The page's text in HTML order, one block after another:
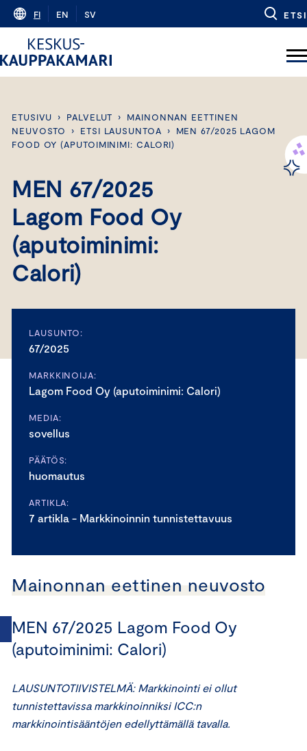
Skip
content
FI EN SV ETSI
ETUSIVU › PALVELUT ›
MAINONNAN EETTINEN
NEUVOSTO
› ETSI LAUSUNTOA ›
MEN 67/2025 LAGOM
FOOD OY (APUTOIMINIMI: CALORI)
MEN 67/2025
Lagom Food Oy
(aputoiminimi:
Calori)
LAUSUNTO:
67/2025
MARKKINOIJA:
Lagom Food Oy (aputoiminimi: Calori)
MEDIA:
sovellus
PÄÄTÖS:
huomautus
ARTIKLA:
7 artikla - Markkinoinnin tunnistettavuus
Mainonnan eettinen neuvosto
MEN 67/2025 Lagom Food Oy
(aputoiminimi: Calori)
LAUSUNTOTIIVISTELMÄ: Markkinointi ei ollut
tunnistettavissa markkinoinniksi ICC:n
markkinointisääntöjen edellyttämällä tavalla.